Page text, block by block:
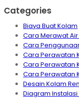
Categories
Biaya Buat Kolam
Cara Merawat
Cara
Cara Perawatan
Cara Perawatan
Cara Perawatan
Desain Kolam
Diagram